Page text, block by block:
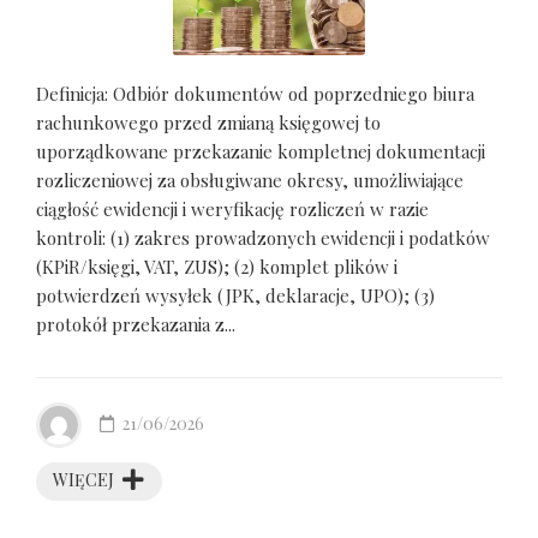
Definicja: Odbiór dokumentów od poprzedniego biura
rachunkowego przed zmianą księgowej to
uporządkowane przekazanie kompletnej dokumentacji
rozliczeniowej za obsługiwane okresy, umożliwiające
ciągłość ewidencji i weryfikację rozliczeń w razie
kontroli: (1) zakres prowadzonych ewidencji i podatków
(KPiR/księgi, VAT, ZUS); (2) komplet plików i
potwierdzeń wysyłek (JPK, deklaracje, UPO); (3)
protokół przekazania z...
WIĘCEJ
21/06/2026